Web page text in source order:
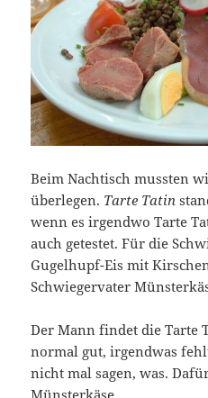
Beim Nachtisch mussten
überlegen. Tarte Tatin
wenn es irgendwo Tarte
auch getestet. Für die
Gugelhupf-Eis mit
Schwiegervater
Der Mann findet die Tarte
normal gut, irgendwas
nicht mal sagen, was.
Münsterkäse.